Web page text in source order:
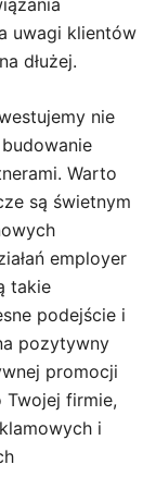
uwagi klientów
dłużej.
nie
Warto
są świetnym
employer
takie
podejście i
pozytywny
promocji
Twojej firmie,
i